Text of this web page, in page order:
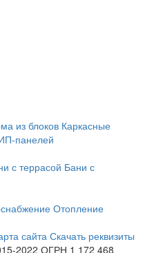
из блоков Каркасные
панелей
с террасой Бани с
Отопление
сайта Скачать реквизиты
2022 ОГРН 1 172 468